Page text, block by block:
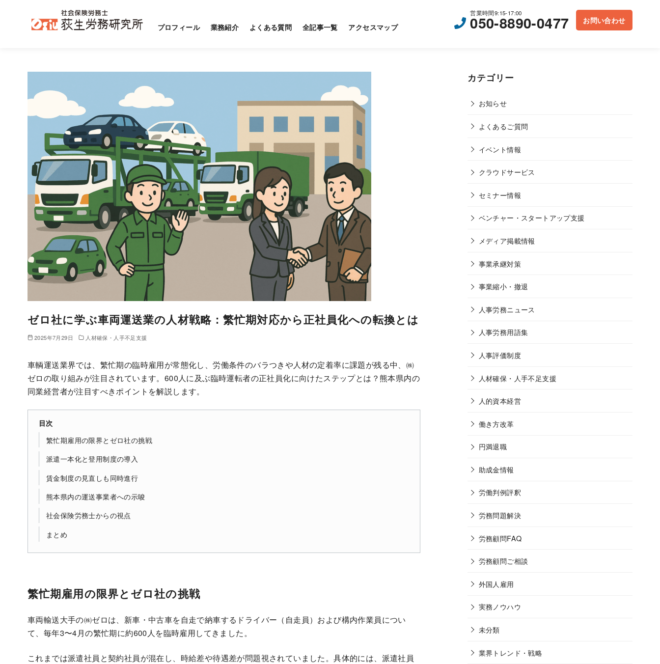
プロフィール 業務紹介 よくある質問 全記事一覧 アクセスマップ
営業時間9:15-17:00
050-8890-0477 お問い合わせ
ゼロ社に学ぶ車両運送業の人材戦略：繁忙期対応から正社員化への転換とは
2025年7月29日 人材確保・人手不足支援
車輌運送業界では、繁忙期の臨時雇用が常態化し、労働条件のバラつきや人材の定着率に課題が残る中、㈱
ゼロの取り組みが注目されています。600人に及ぶ臨時運転者の正社員化に向けたステップとは？熊本県内の
同業経営者が注目すべきポイントを解説します。
目次
繁忙期雇用の限界とゼロ社の挑戦
派遣一本化と登用制度の導入
賃金制度の見直しも同時進行
熊本県内の運送事業者への示唆
社会保険労務士からの視点
まとめ
繁忙期雇用の限界とゼロ社の挑戦
車両輸送大手の㈱ゼロは、新車・中古車を自走で納車するドライバー（自走員）および構内作業員につい
て、毎年3〜4月の繁忙期に約600人を臨時雇用してきました。
これまでは派遣社員と契約社員が混在し、時給差や待遇差が問題視されていました。具体的には、派遣社員
カテゴリー
お知らせ
よくあるご質問
イベント情報
クラウドサービス
セミナー情報
ベンチャー・スタートアップ支援
メディア掲載情報
事業承継対策
事業縮小・撤退
人事労務ニュース
人事労務用語集
人事評価制度
人材確保・人手不足支援
人的資本経営
働き方改革
円満退職
助成金情報
労働判例評釈
労務問題解決
労務顧問FAQ
労務顧問ご相談
外国人雇用
実務ノウハウ
未分類
業界トレンド・戦略